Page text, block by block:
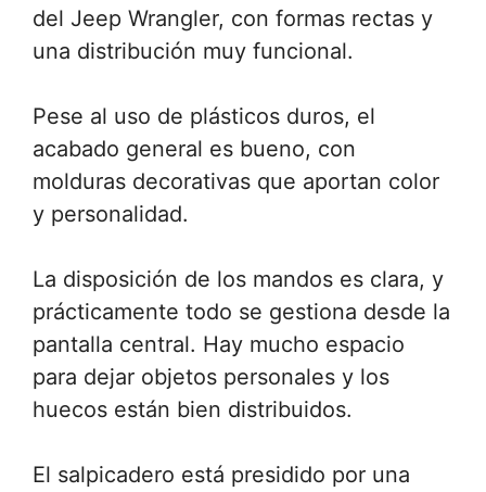
del Jeep Wrangler, con formas rectas y
una distribución muy funcional.
Pese al uso de plásticos duros, el
acabado general es bueno, con
molduras decorativas que aportan color
y personalidad.
La disposición de los mandos es clara, y
prácticamente todo se gestiona desde la
pantalla central. Hay mucho espacio
para dejar objetos personales y los
huecos están bien distribuidos.
El salpicadero está presidido por una